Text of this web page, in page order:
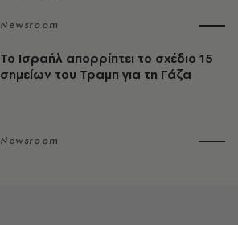
Newsroom
Το Ισραήλ απορρίπτει το σχέδιο 15
σημείων του Τραμπ για τη Γάζα
Newsroom